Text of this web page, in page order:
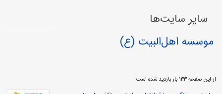
سایر سایت‌ها
موسسه اهل‌البیت (ع)
از این صفحه ۱۳۳ بار بازدید شده است